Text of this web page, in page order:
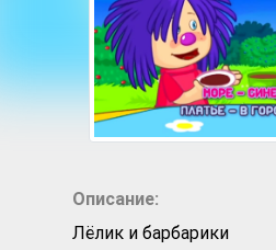
Описание:
Лёлик и барбарики